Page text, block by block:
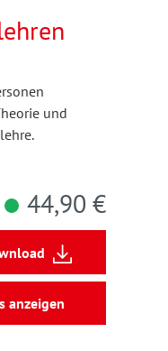
und
44,90 €
anzeigen